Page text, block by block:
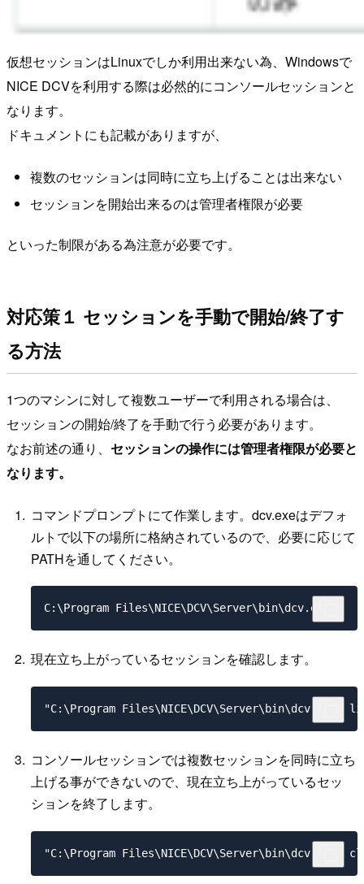
仮想セッションはLinuxでしか利用出来ない為、Windowsで
NICE DCVを利用する際は必然的にコンソールセッションと
なります。
ドキュメントにも記載がありますが、
複数のセッションは同時に立ち上げることは出来ない
セッションを開始出来るのは管理者権限が必要
といった制限がある為注意が必要です。
対応策１ セッションを手動で開始/終了す
る方法
1つのマシンに対して複数ユーザーで利用される場合は、
セッションの開始/終了を手動で行う必要があります。
なお前述の通り、 セッションの操作には管理者権限が必要と
なります。
コマンドプロンプトにて作業します。dcv.exeはデフォ
ルトで以下の場所に格納されているので、必要に応じて
PATHを通してください。
現在立ち上がっているセッションを確認します。
コンソールセッションでは複数セッションを同時に立ち
上げる事ができないので、現在立ち上がっているセッ
ションを終了します。